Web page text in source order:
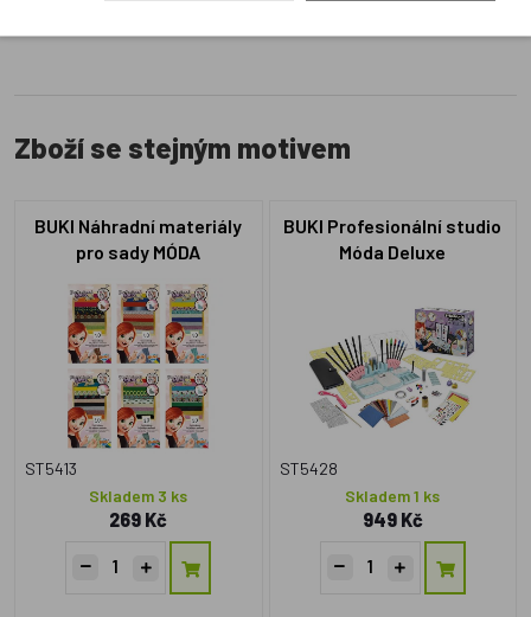
Zboží se stejným motivem
BUKI Náhradní materiály
pro sady MÓDA
ST5413
Skladem 3 ks
269 Kč
BUKI Profesionální studio
Móda Deluxe
ST5428
Skladem 1 ks
949 Kč